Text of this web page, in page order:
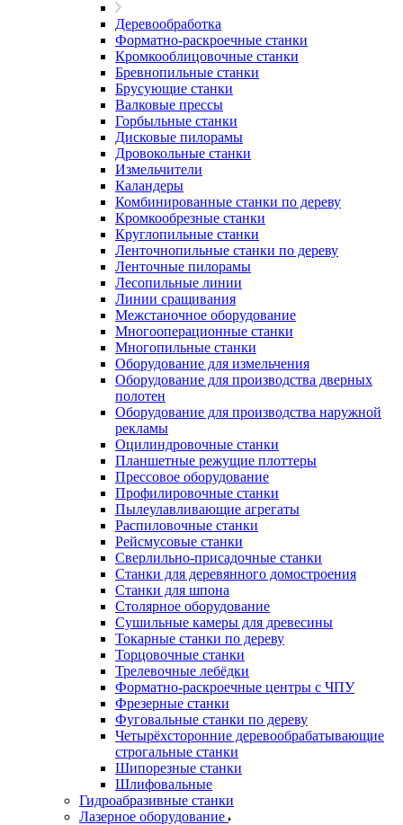
Деревообработка
Форматно-раскроечные станки
Кромкооблицовочные станки
Бревнопильные станки
Брусующие станки
Валковые прессы
Горбыльные станки
Дисковые пилорамы
Дровокольные станки
Измельчители
Каландеры
Комбинированные станки по дереву
Кромкообрезные станки
Круглопильные станки
Ленточнопильные станки по дереву
Ленточные пилорамы
Лесопильные линии
Линии сращивания
Межстаночное оборудование
Многооперационные станки
Многопильные станки
Оборудование для измельчения
Оборудование для производства дверных
полотен
Оборудование для производства наружной
рекламы
Оцилиндровочные станки
Планшетные режущие плоттеры
Прессовое оборудование
Профилировочные станки
Пылеулавливающие агрегаты
Распиловочные станки
Рейсмусовые станки
Сверлильно-присадочные станки
Станки для деревянного домостроения
Станки для шпона
Столярное оборудование
Сушильные камеры для древесины
Токарные станки по дереву
Торцовочные станки
Трелевочные лебёдки
Форматно-раскроечные центры с ЧПУ
Фрезерные станки
Фуговальные станки по дереву
Четырёхсторонние деревообрабатывающие
строгальные станки
Шипорезные станки
Шлифовальные
Гидроабразивные станки
Лазерное оборудование